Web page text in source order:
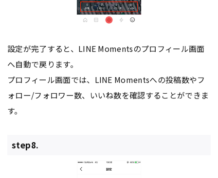
設定が完了すると、LINE Momentsのプロフィール画面
へ自動で戻ります。
プロフィール画面では、LINE Momentsへの投稿数やフ
ォロー/フォロワー数、いいね数を確認することができま
す。
step8.